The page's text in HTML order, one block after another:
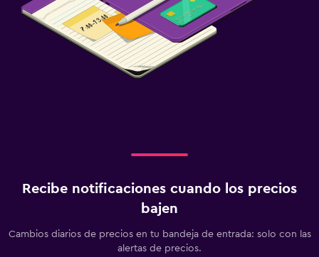
Recibe notificaciones cuando los precios
bajen
Cambios diarios de precios en tu bandeja de entrada: solo con las
alertas de precios.